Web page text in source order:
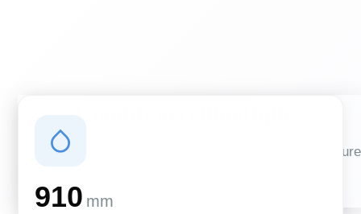
Des conditions qui influencent vos travaux de couverture
910 mm